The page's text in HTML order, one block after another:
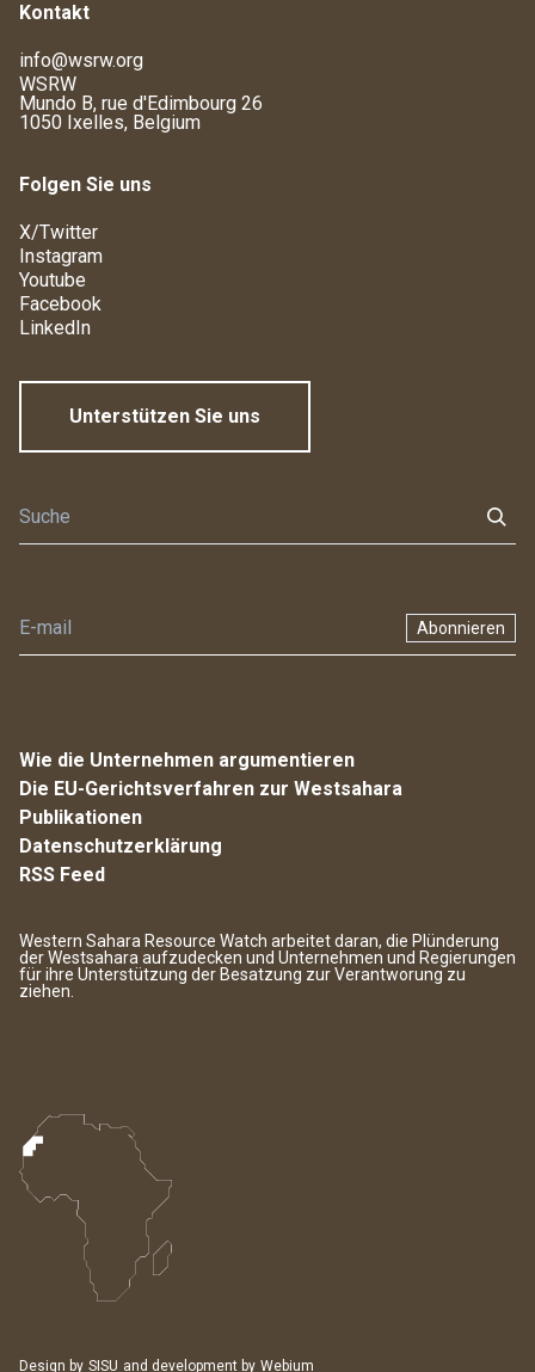
Kontakt
info@wsrw.org
WSRW
Mundo B, rue d'Edimbourg 26
1050 Ixelles, Belgium
Folgen Sie uns
X/Twitter
Instagram
Youtube
Facebook
LinkedIn
Unterstützen Sie uns
Abonnieren
Wie die Unternehmen argumentieren
Die EU-Gerichtsverfahren zur Westsahara
Publikationen
Datenschutzerklärung
RSS Feed
Western Sahara Resource Watch arbeitet daran, die Plünderung
der Westsahara aufzudecken und Unternehmen und Regierungen
für ihre Unterstützung der Besatzung zur Verantworung zu
ziehen.
Design by SISU and development by Webium